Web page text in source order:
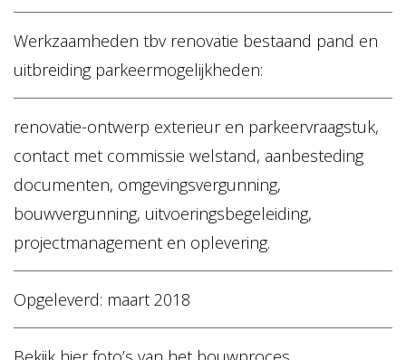
Werkzaamheden tbv renovatie bestaand pand en
uitbreiding parkeermogelijkheden:
renovatie-ontwerp exterieur en parkeervraagstuk,
contact met commissie welstand, aanbesteding
documenten, omgevingsvergunning,
bouwvergunning, uitvoeringsbegeleiding,
projectmanagement en oplevering.
Opgeleverd: maart 2018